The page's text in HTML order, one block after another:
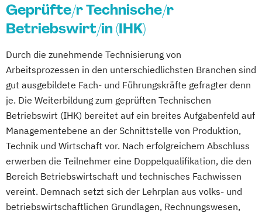
BWL Grundlagen – Finanzplanung
BWL Grundlagen – Kostenrechnung
BWL Grundlagen – Wirtschaftsrecht
Betriebswirtschaft Kompakt
Geprüfte/-r Betriebswirt/-in (IHK)
Geprüfte/r Technische/r
Betriebswirt/in (IHK)
Durch die zunehmende Technisierung von
Arbeitsprozessen in den unterschiedlichsten Branchen sind
gut ausgebildete Fach- und Führungskräfte gefragter denn
je. Die Weiterbildung zum geprüften Technischen
Betriebswirt (IHK) bereitet auf ein breites Aufgabenfeld auf
Managementebene an der Schnittstelle von Produktion,
Technik und Wirtschaft vor. Nach erfolgreichem Abschluss
erwerben die Teilnehmer eine Doppelqualifikation, die den
Bereich Betriebswirtschaft und technisches Fachwissen
vereint. Demnach setzt sich der Lehrplan aus volks- und
betriebswirtschaftlichen Grundlagen, Rechnungswesen,